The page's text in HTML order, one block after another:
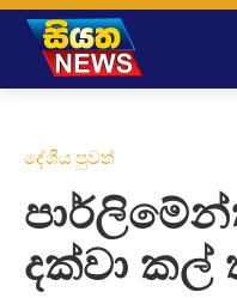
දේශීය පුවත්
දක්වා කල්